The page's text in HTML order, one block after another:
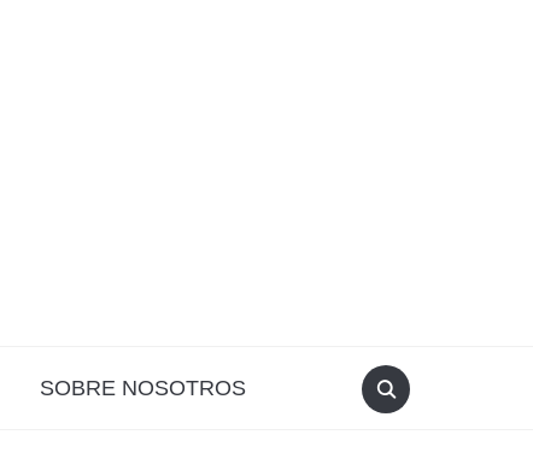
SOBRE NOSOTROS